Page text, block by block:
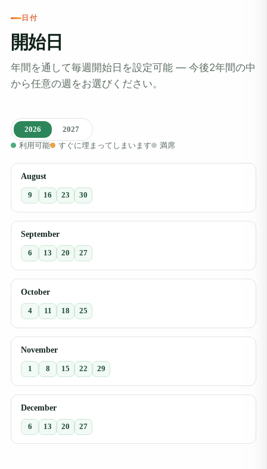
日付
開始日
年間を通して毎週開始日を設定可能 ― 今後2年間の中
から任意の週をお選びください。
2026
2027
利用可能
すぐに埋まってしまいます 満席
August
9 16 23 30
September
6 13 20 27
October
4 11 18 25
November
1 8 15 22 29
December
6 13 20 27